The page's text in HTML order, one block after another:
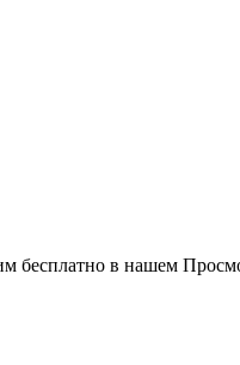
бесплатно в нашем